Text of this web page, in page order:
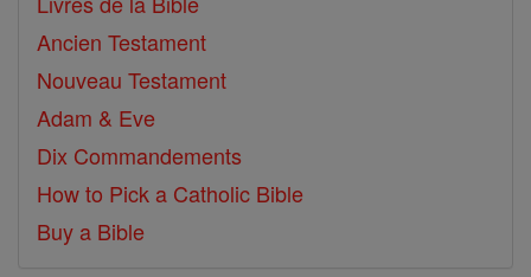
Ancien Testament
Nouveau Testament
Adam & Eve
Dix Commandements
How to Pick a Catholic Bible
Buy a Bible